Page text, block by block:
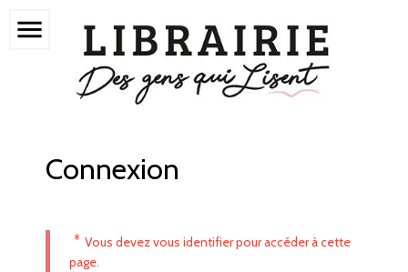
menu
Connexion
* Vous devez vous identifier pour accéder à cette
page.